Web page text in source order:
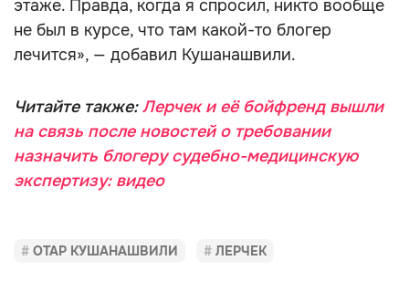
этаже. Правда, когда я спросил, никто вообще
не был в курсе, что там какой-то блогер
лечится», — добавил Кушанашвили.
Читайте также:Лерчек и её бойфренд вышли
на связь после новостей о требовании
назначить блогеру судебно-медицинскую
экспертизу: видео
ОТАР КУШАНАШВИЛИ ЛЕРЧЕК